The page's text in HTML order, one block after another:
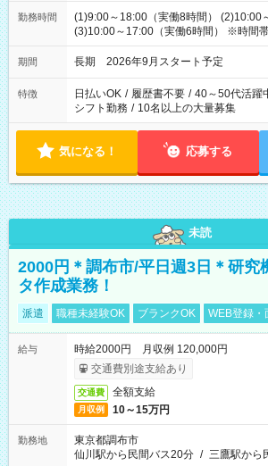
勤務時間
(1)9:00～18:00（実働8時間） (2)10:00
(3)10:00～17:00（実働6時間） ※時間
期間 長期 2026年9月スタート予定
特徴 日払いOK / 履歴書不要 / 40～50代活躍
シフト勤務 / 10名以上の大量募集
気になる！ 応募する
未読
2000円＊調布市/平日週3日＊研究
タ作成業務！
派遣 職種未経験OK ブランクOK WEB登録・
給与
時給2000円 月収例 120,000円
交通費別途支給あり
交通費 全額支給
月収例 10～15万円
勤務地
東京都調布市
仙川駅から民間バス20分 / 三鷹駅から